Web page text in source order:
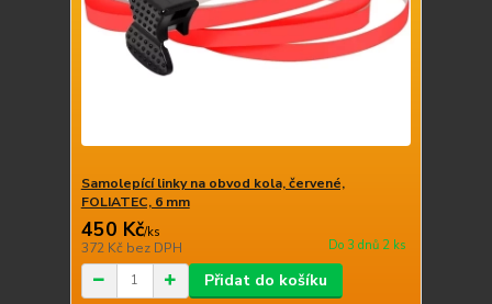
Samolepící linky na obvod kola, červené,
FOLIATEC, 6 mm
450 Kč/ks
372 Kč bez DPH Do 3 dnů 2 ks
Přidat do košíku